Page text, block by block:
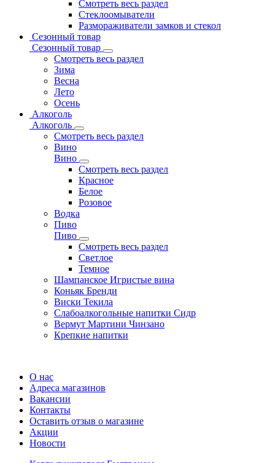
Смотреть весь раздел
Стеклоомыватели
Размораживатели замков и стекол
Сезонный товар
Сезонный товар
Смотреть весь раздел
Зима
Весна
Лето
Осень
Алкоголь
Алкоголь
Смотреть весь раздел
Вино
Вино
Смотреть весь раздел
Красное
Белое
Розовое
Водка
Пиво
Пиво
Смотреть весь раздел
Cветлое
Темное
Шампанское Игристые вина
Коньяк Бренди
Виски Текила
Слабоалкогольные напитки Сидр
Вермут Мартини Чинзано
Крепкие напитки
О нас
Адреса магазинов
Вакансии
Контакты
Оставить отзыв о магазине
Акции
Новости